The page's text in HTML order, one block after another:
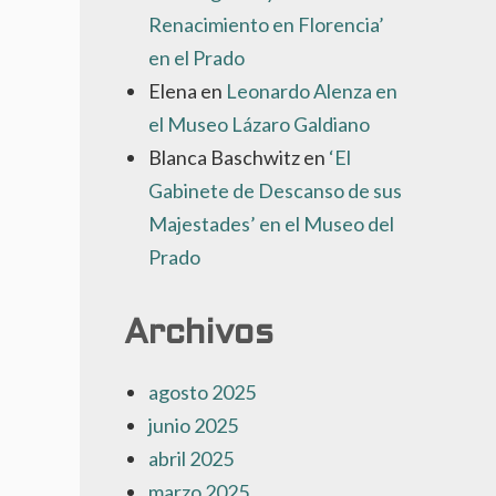
Renacimiento en Florencia’
en el Prado
Elena en Leonardo Alenza en
el Museo Lázaro Galdiano
Blanca Baschwitzen ‘El
Gabinete de Descanso de sus
Majestades’ en el Museo del
Prado
Archivos
agosto 2025
junio 2025
abril 2025